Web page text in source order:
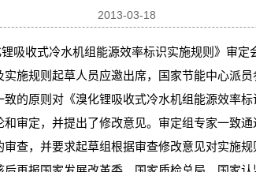
2013-03-18
吸收式冷水机组能源效率标识实施规则》审定
施规则起草人员应邀出席，国家节能中心派
的原则对《溴化锂吸收式冷水机组能源效率
审定，并提出了修改意见。审定组专家一致
查，并要求起草组根据审查修改意见对实施规